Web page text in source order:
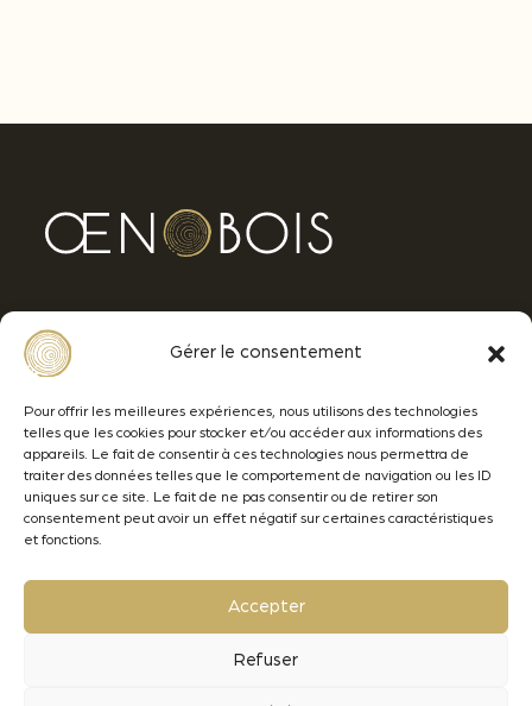
Gérer le consentement
Pour offrir les meilleures expériences, nous utilisons des technologies
telles que les cookies pour stocker et/ou accéder aux informations des
appareils. Le fait de consentir à ces technologies nous permettra de
traiter des données telles que le comportement de navigation ou les ID
uniques sur ce site. Le fait de ne pas consentir ou de retirer son
consentement peut avoir un effet négatif sur certaines caractéristiques
et fonctions.
Accepter
Refuser
+33 (0)5 57 77 92 92
contact@oenobois.com
Menciones legales
Lamothe-Abiet